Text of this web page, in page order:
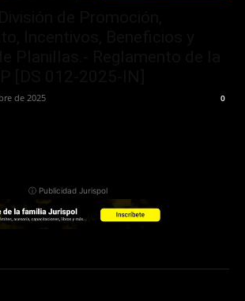
de 2025 0
ⓘ Publicidad Jurispol